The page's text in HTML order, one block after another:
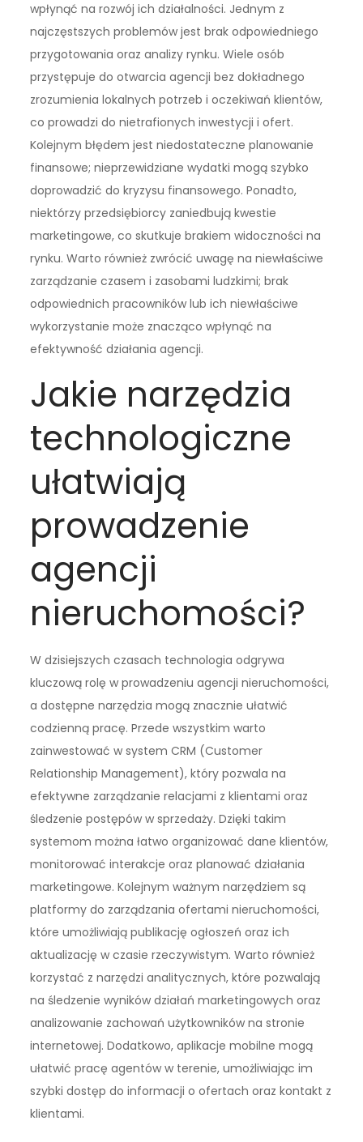
wpłynąć na rozwój ich działalności. Jednym z
najczęstszych problemów jest brak odpowiedniego
przygotowania oraz analizy rynku. Wiele osób
przystępuje do otwarcia agencji bez dokładnego
zrozumienia lokalnych potrzeb i oczekiwań klientów,
co prowadzi do nietrafionych inwestycji i ofert.
Kolejnym błędem jest niedostateczne planowanie
finansowe; nieprzewidziane wydatki mogą szybko
doprowadzić do kryzysu finansowego. Ponadto,
niektórzy przedsiębiorcy zaniedbują kwestie
marketingowe, co skutkuje brakiem widoczności na
rynku. Warto również zwrócić uwagę na niewłaściwe
zarządzanie czasem i zasobami ludzkimi; brak
odpowiednich pracowników lub ich niewłaściwe
wykorzystanie może znacząco wpłynąć na
efektywność działania agencji.
Jakie narzędzia
technologiczne
ułatwiają
prowadzenie
agencji
nieruchomości?
W dzisiejszych czasach technologia odgrywa
kluczową rolę w prowadzeniu agencji nieruchomości,
a dostępne narzędzia mogą znacznie ułatwić
codzienną pracę. Przede wszystkim warto
zainwestować w system CRM (Customer
Relationship Management), który pozwala na
efektywne zarządzanie relacjami z klientami oraz
śledzenie postępów w sprzedaży. Dzięki takim
systemom można łatwo organizować dane klientów,
monitorować interakcje oraz planować działania
marketingowe. Kolejnym ważnym narzędziem są
platformy do zarządzania ofertami nieruchomości,
które umożliwiają publikację ogłoszeń oraz ich
aktualizację w czasie rzeczywistym. Warto również
korzystać z narzędzi analitycznych, które pozwalają
na śledzenie wyników działań marketingowych oraz
analizowanie zachowań użytkowników na stronie
internetowej. Dodatkowo, aplikacje mobilne mogą
ułatwić pracę agentów w terenie, umożliwiając im
szybki dostęp do informacji o ofertach oraz kontakt z
klientami.